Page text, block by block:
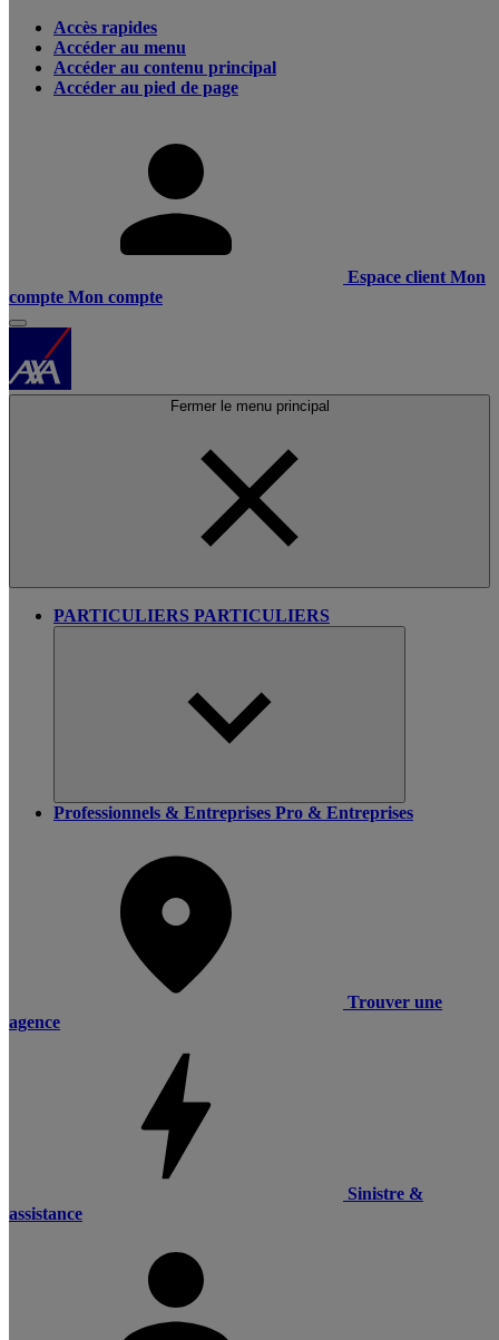
Accès rapides
Accéder au menu
Accéder au contenu principal
Accéder au pied de page
Espace client Mon
compte Mon compte
Fermer le menu principal
PARTICULIERS PARTICULIERS
Professionnels & Entreprises Pro & Entreprises
Trouver une
agence
Sinistre &
assistance